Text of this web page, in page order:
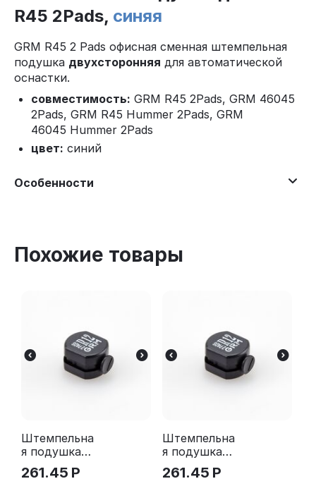
R45 2Pads, синяя
GRM R45 2 Pads офисная сменная штемпельная
подушка двухсторонняя для автоматической
оснастки.
совместимость: GRM R45 2Pads, GRM 46045
2Pads, GRM R45 Hummer 2Pads, GRM
46045 Hummer 2Pads
цвет: синий
Особенности
Похожие товары
Штемпельна
я подушка
для GRM R12
2Pads
261.45 Р
Штемпельна
я подушка
для GRM R12
2Pads, синяя
261.45 Р